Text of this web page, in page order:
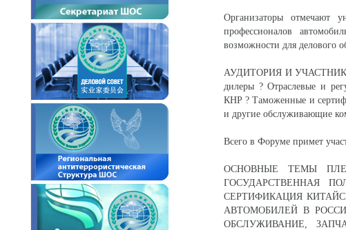
Организаторы отмечают
профессионалов
возможности для делового
АУДИТОРИЯ И УЧАСТНИКИ
дилеры ? Отраслевые и
КНР ? Таможенные и
и другие обслуживающие
Всего в Форуме примет
ОСНОВНЫЕ ТЕМЫ
ГОСУДАРСТВЕННАЯ
СЕРТИФИКАЦИЯ
АВТОМОБИЛЕЙ В
ОБСЛУЖИВАНИЕ,